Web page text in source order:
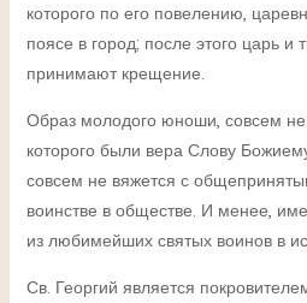
которого по его повелению,
поясе в город; после этого царь и
принимают крещение.
Образ молодого юноши, совсем
которого были вера Слову
совсем не вяжется с
воинстве в обществе. И менее,
из любимейших святых воинов в
Св. Георгий является